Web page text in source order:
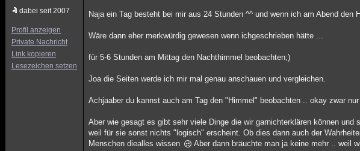
dabei seit 2007
Profil anzeigen
Private Nachricht
Link kopieren
Lesezeichen setzen
Naja ein Tag besteht bei mir aus 24 Stunden ^^ und wenn ich am Abend
Wäre dann eher merkwürdig gewesen wenn ichgeschrieben hätte ...
für 5-6 Stunden am Mittag den Nachthimmel beobachten;)
Joa die Seiten werde ich mir mal genau anschauen und vergleichen.
Achjaaber du kannst auch am Tag den "Himmel" beobachten .. okay zwar
Aber wie gesagt es gibt sehr viele Dinge die wir garnichterklären können
weil für sie sonst nichts "logisch" erscheint. Ob dies dann auch der
Menschen diealles wissen
Aber dann bräuchte man ja keine mehr .. weil